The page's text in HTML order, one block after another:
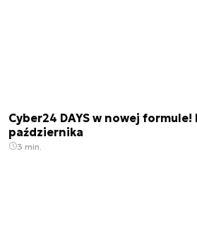
Cyber24 DAYS w nowej formule!
października
3 min.